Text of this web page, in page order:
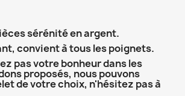
sérénité en argent.
convient à tous les poignets.
pas votre bonheur dans les
proposés, nous pouvons
de votre choix, n'hésitez pas à